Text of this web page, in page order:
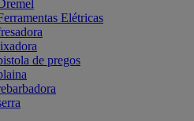
Elétricas
de pregos